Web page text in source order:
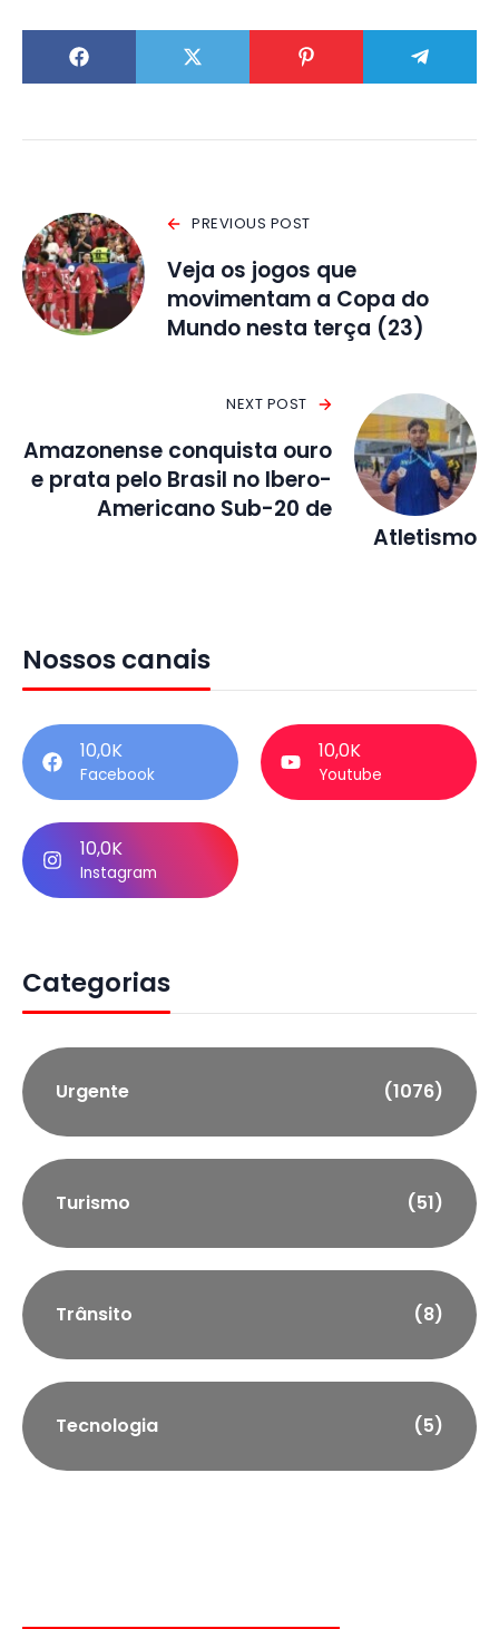
PREVIOUS POST
Veja os jogos que
movimentam a Copa do
Mundo nesta terça (23)
NEXT POST
Amazonense conquista ouro
e prata pelo Brasil no Ibero-
Americano Sub-20 de
Atletismo
Nossos canais
10,0K
Facebook
10,0K
Youtube
10,0K
Instagram
Categorias
Urgente (1076)
Turismo (51)
Trânsito (8)
Tecnologia (5)